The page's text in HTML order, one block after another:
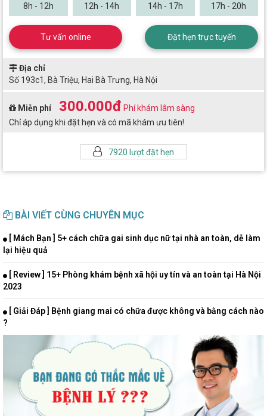
7920 lượt đặt hẹn
8h - 12h 12h - 14h 14h - 17h 17h - 20h
Tư vấn online Đặt hẹn trực tuyến
Địa chỉ
Số 193c1, Bà Triệu, Hai Bà Trưng, Hà Nội
Miễn phí 300.000đ Phí khám lâm sàng
Chỉ áp dụng khi đặt hẹn và có mã khám ưu tiên!
BÀI VIẾT CÙNG CHUYÊN MỤC
[ Mách Bạn ] 5+ cách chữa gai sinh dục nữ tại nhà an toàn, dễ làm
lại hiệu quả
[ Review ] 15+ Phòng khám bệnh xã hội uy tín và an toàn tại Hà Nội
2023
[ Giải Đáp ] Bệnh giang mai có chữa được không và bằng cách nào
?